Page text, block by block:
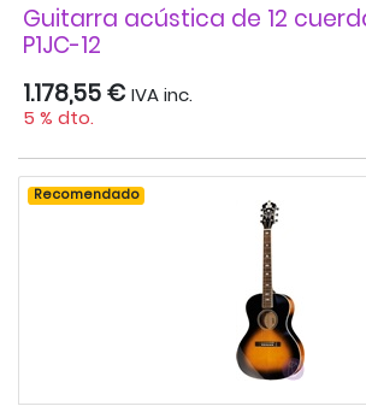
Guitarra acústica de 12
P1JC-12
1.178,55 € IVA inc.
5 % dto.
Recomendado